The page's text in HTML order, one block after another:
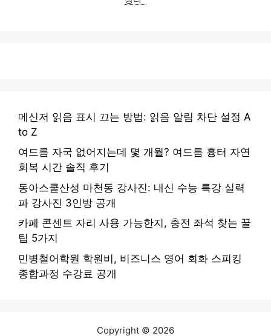
메신저 읽음 표시 끄는 방법: 읽음 알림 차단 설정 A
to Z
여드름 자국 없어지는데 몇 개월? 여드름 흉터 자연
회복 시간 솔직 후기
동아스쿨산성 마천동 강사진: 내신 수능 특강 실력
파 강사진 3인방 공개
카페 콘센트 자리 사용 가능한지, 충전 좌석 찾는 꿀
팁 5가지
민병철어학원 학원비, 비즈니스 영어 회화 스피킹
종합과정 수강료 공개
Copyright © 2026